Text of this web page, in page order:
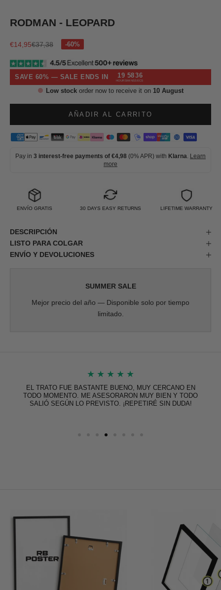
RODMAN - LEOPARD
Precio de oferta
€14,95Precio normal
€37,38
SAVE 60% — SALE ENDS IN 19
HOURS
58
MINS
35
SECS
Low stockorder now to receive it on 10 August
AÑADIR AL CARRITO
Pay in 3 interest-free payments of €4,98 (0% APR) with Klarna. Learn
more
ENVÍO GRATIS 30 DAYS EASY RETURNS LIFETIME WARRANTY
DESCRIPCIÓN
LISTO PARA COLGAR
ENVÍO Y DEVOLUCIONES
SUMMER SALE
Mejor precio del año — Disponible solo por tiempo
limitado.
★ ★ ★ ★ ★
EL TRATO FUE BASTANTE BUENO, MUY CERCANO EN
TODO MOMENTO. ME ASESORARON MUY BIEN Y TODO
SALIÓ SEGÚN LO PREVISTO. ¡REPETIRÉ SIN DUDA!